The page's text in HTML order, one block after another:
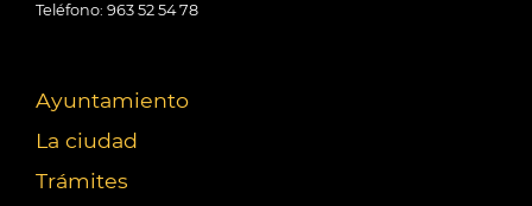
Teléfono: 963 52 54 78
Ayuntamiento
La ciudad
Trámites